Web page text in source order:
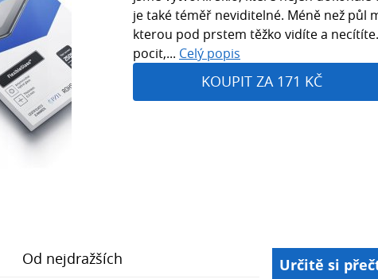
je také téměř neviditelné. Méně než půl
kterou pod prstem těžko vidíte a
pocit,... Celý popis
KOUPIT ZA 171 KČ
Od nejdražších Určitě si